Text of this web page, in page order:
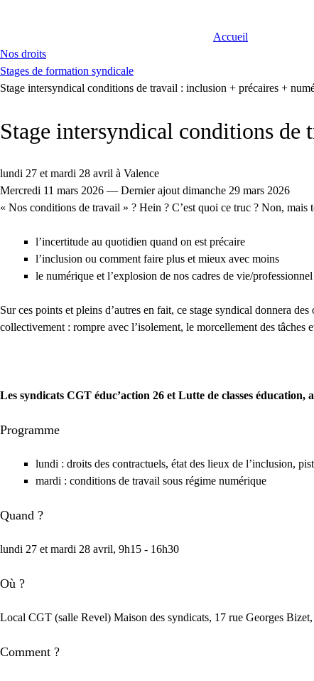
Accueil
Nos droits
Stages de formation syndicale
Stage intersyndical conditions de travail : inclusion + précaires +
Stage intersyndical conditions
lundi 27 et mardi 28 avril à Valence
Mercredi 11 mars 2026 — Dernier ajout dimanche 29 mars 2026
« Nos conditions de travail » ? Hein ? C’est quoi ce truc ? Non,
l’incertitude au quotidien quand on est précaire
l’inclusion ou comment faire plus et mieux avec moins
le numérique et l’explosion de nos cadres de vie/professionnel
Sur ces points et pleins d’autres en fait, ce stage syndical donnera
collectivement : rompre avec l’isolement, le morcellement des tâches
Les syndicats CGT éduc’action 26 et Lutte de classes éducation,
Programme
lundi : droits des contractuels, état des lieux de l’inclusion,
mardi : conditions de travail sous régime numérique
Quand ?
lundi 27 et mardi 28 avril, 9h15 - 16h30
Où ?
Local CGT (salle Revel) Maison des syndicats, 17 rue Georges
Comment ?